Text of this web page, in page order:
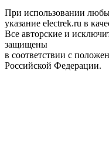
При использовании
указание electrek.ru в
Все авторские и
защищены
в соответствии с
Российской Федерации.